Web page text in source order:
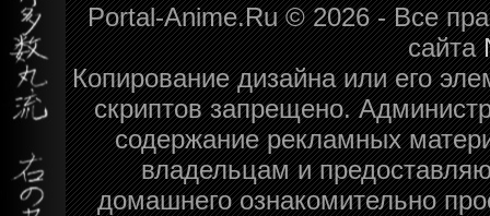
Portal-Anime.Ru © 2026 - Все
сайта
Копирование дизайна или его
скриптов запрещено.
содержание рекламных
владельцам и
домашнего ознакомительно